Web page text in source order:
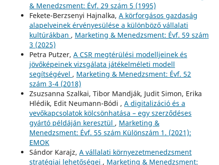
& Menedzsment: Évf. 29 szám 5 (1995)
Fekete-Berzsenyi Hajnalka, A körforgásos gazdaság
alapelveinek érvényesülése a különböző vállalati
kultúrákban , Marketing & Menedzsment: Évf. 59 szám
3 (2025)
Petra Putzer, A CSR megtérülési modelljeinek és
jövőképeinek vizsgálata játékelméleti modell
segítségével , Marketing & Menedzsment: Évf. 52
szám 3-4 (2018)
Zsuzsanna Szalkai, Tibor Mandják, Judit Simon, Erika
Hlédik, Edit Neumann-Bódi , A digitalizáció és a
vevőkapcsolatok kölcsönhatása – egy szerződéses
gyártó példáján keresztül , Marketing &
Menedzsment: Évf. 55 szám Különszám 1. (2021):
EMOK
Sándor Karajz, A vállalati környezetmenedzsment
stratégiai lehetőségei , Marketing & Menedzsment: